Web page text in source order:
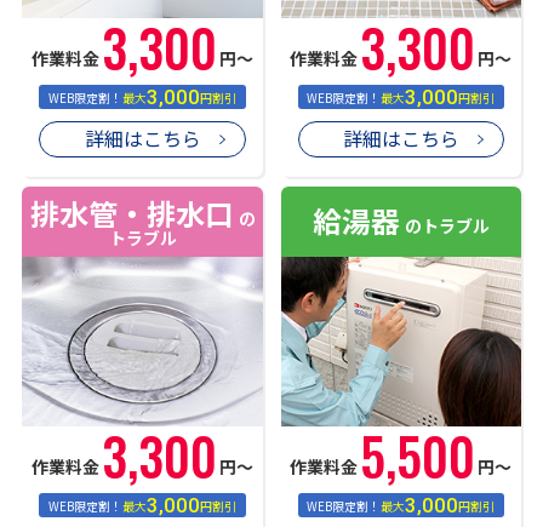
作業料金 3,300 円〜
WEB限定割！最大3,000円割引
詳細はこちら
作業料金 3,300 円〜
WEB限定割！最大3,000円割引
詳細はこちら
排水管・排水口 の
トラブル
作業料金 3,300 円〜
WEB限定割！最大3,000円割引
給湯器 のトラブル
作業料金 5,500 円〜
WEB限定割！最大3,000円割引